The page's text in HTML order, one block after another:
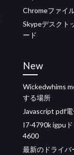
Chromeファイ
Skypeデスクト
ード
New
Wickedwhims
する場所
Javascript pdf
I7-4790k igpu
4600
最新のドライバ